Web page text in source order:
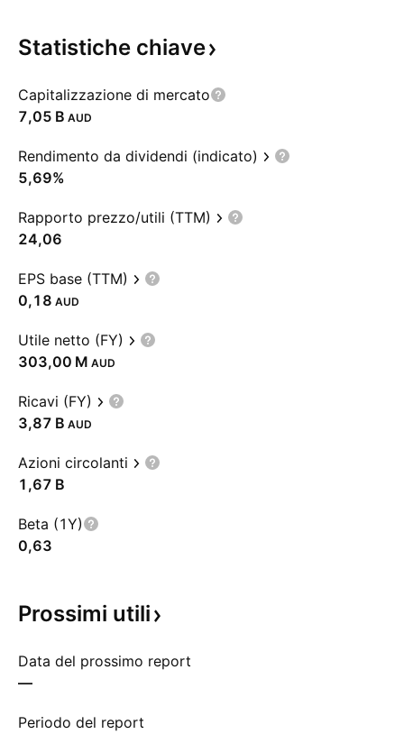
Statistiche chiave
Capitalizzazione di mercato
‪7,05 B‬ AUD
Rendimento da dividendi (indicato)
5,69%
Rapporto prezzo/utili (TTM)
24,06
EPS base (TTM)
0,18 AUD
Utile netto (FY)
‪303,00 M‬ AUD
Ricavi (FY)
‪3,87 B‬ AUD
Azioni circolanti
‪1,67 B‬
Beta (1Y)
0,63
Prossimi utili
Data del prossimo report
—
Periodo del report